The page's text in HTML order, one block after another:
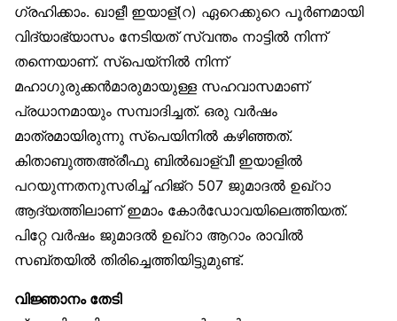
ഗ്രഹിക്കാം. ഖാളീ ഇയാള്(റ) ഏറെക്കുറെ പൂർണമായി
വിദ്യാഭ്യാസം നേടിയത് സ്വന്തം നാട്ടിൽ നിന്ന്
തന്നെയാണ്. സ്‌പെയ്‌നിൽ നിന്ന്
മഹാഗുരുക്കൻമാരുമായുള്ള സഹവാസമാണ്
പ്രധാനമായും സമ്പാദിച്ചത്. ഒരു വർഷം
മാത്രമായിരുന്നു സ്‌പെയിനിൽ കഴിഞ്ഞത്.
കിതാബുത്തഅ്‌രീഫു ബിൽഖാള്വീ ഇയാളിൽ
പറയുന്നതനുസരിച്ച് ഹിജ്‌റ 507 ജുമാദൽ ഉഖ്‌റാ
ആദ്യത്തിലാണ് ഇമാം കോർഡോവയിലെത്തിയത്.
പിറ്റേ വർഷം ജുമാദൽ ഉഖ്‌റാ ആറാം രാവിൽ
സബ്തയിൽ തിരിച്ചെത്തിയിട്ടുമുണ്ട്.
വിജ്ഞാനം തേടി